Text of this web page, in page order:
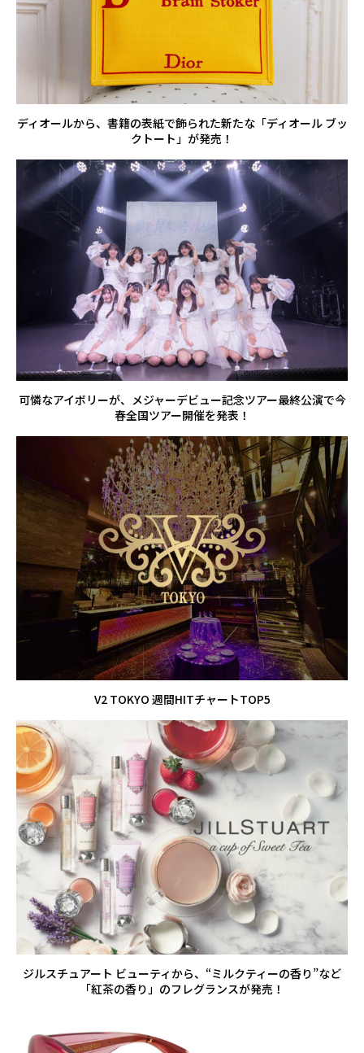
ディオールから、書籍の表紙で飾られた新たな「ディオール ブッ
クトート」が発売！
可憐なアイボリーが、メジャーデビュー記念ツアー最終公演で今
春全国ツアー開催を発表！
V2 TOKYO 週間HITチャートTOP5
ジルスチュアート ビューティから、“ミルクティーの香り”など
「紅茶の香り」のフレグランスが発売！